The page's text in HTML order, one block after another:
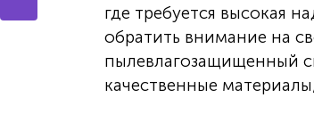
где требуется высокая
обратить внимание на
пылевлагозащищенный
качественные